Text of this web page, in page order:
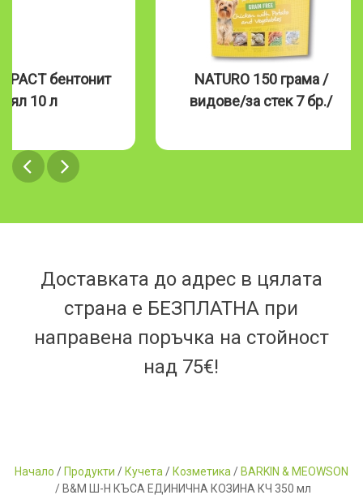
150 грама /
за стек 7 бр./
Naturo 390 гр. видове
Доставката до адрес в цялата
страна е БЕЗПЛАТНА при
направена поръчка на стойност
над 75€!
Начало / Продукти / Кучета / Козметика / BARKIN & MEOWSON
/ B&M Ш-Н КЪСА ЕДИНИЧНА КОЗИНА КЧ 350 мл